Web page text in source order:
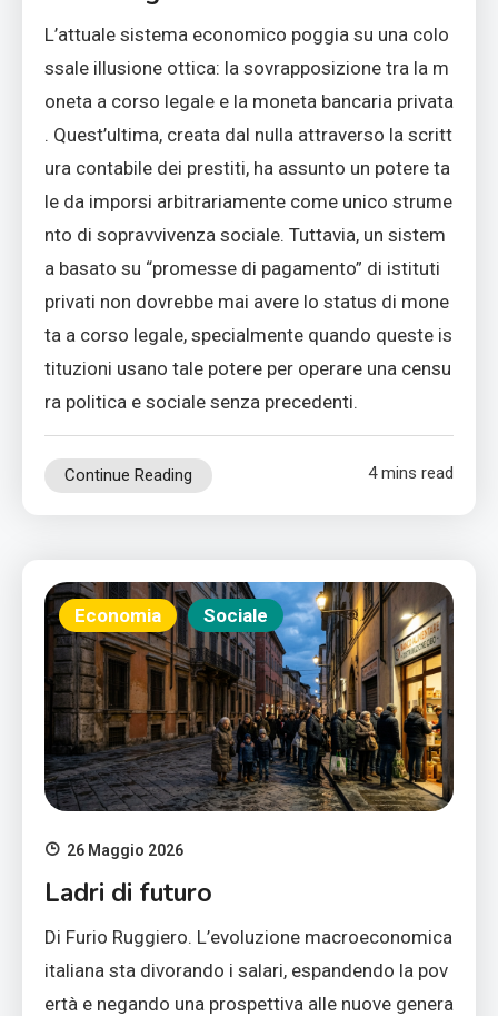
L’attuale sistema economico poggia su una colo
ssale illusione ottica: la sovrapposizione tra la m
oneta a corso legale e la moneta bancaria privata
. Quest’ultima, creata dal nulla attraverso la scritt
ura contabile dei prestiti, ha assunto un potere ta
le da imporsi arbitrariamente come unico strume
nto di sopravvivenza sociale. Tuttavia, un sistem
a basato su “promesse di pagamento” di istituti
privati non dovrebbe mai avere lo status di mone
ta a corso legale, specialmente quando queste is
tituzioni usano tale potere per operare una censu
ra politica e sociale senza precedenti.
Continue Reading 4 mins read
Economia Sociale
26 Maggio 2026
Ladri di futuro
Di Furio Ruggiero. L’evoluzione macroeconomica
italiana sta divorando i salari, espandendo la pov
ertà e negando una prospettiva alle nuove genera